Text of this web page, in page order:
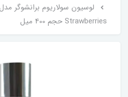
Strawberries حجم 400 میل